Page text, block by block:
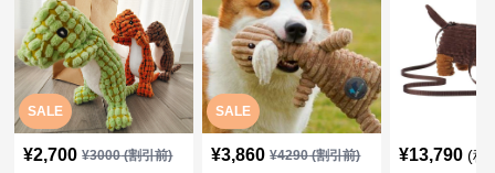
SALE
¥2,700 ¥3000(割引前)
SALE
¥3,860 ¥4290(割引前) ¥13,790 (税